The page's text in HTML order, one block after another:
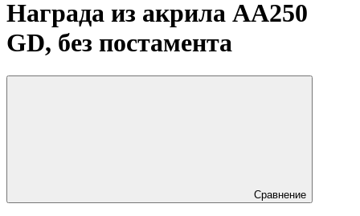
Награда из акрила AA250
GD, без постамента
Сравнение